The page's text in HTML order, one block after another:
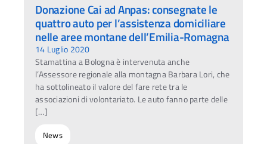
Donazione Cai ad Anpas: consegnate le
quattro auto per l’assistenza domiciliare
nelle aree montane dell’Emilia-Romagna
14 Luglio 2020
Stamattina a Bologna è intervenuta anche
l’Assessore regionale alla montagna Barbara Lori, che
ha sottolineato il valore del fare rete tra le
associazioni di volontariato. Le auto fanno parte delle
[…]
News